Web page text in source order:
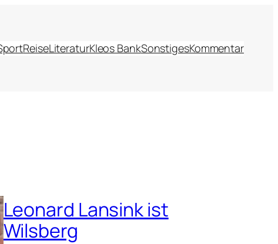
ReiseLiteraturKleos BankSonstigesKommentar
Leonard Lansink ist
Wilsberg